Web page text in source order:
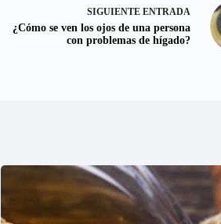
SIGUIENTE ENTRADA
¿Cómo se ven los ojos de una persona
con problemas de hígado?